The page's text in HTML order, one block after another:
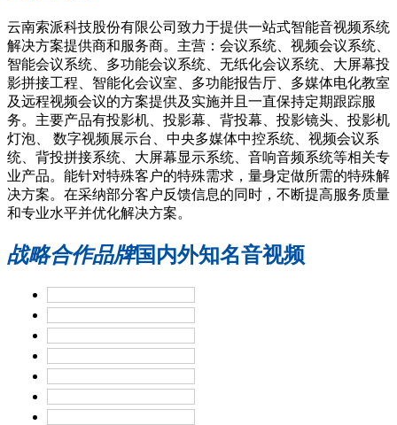
云南索派科技股份有限公司致力于提供一站式智能音视频系统
解决方案提供商和服务商。主营：会议系统、视频会议系统、
智能会议系统、多功能会议系统、无纸化会议系统、大屏幕投
影拼接工程、智能化会议室、多功能报告厅、多媒体电化教室
及远程视频会议的方案提供及实施并且一直保持定期跟踪服
务。主要产品有投影机、投影幕、背投幕、投影镜头、投影机
灯泡、 数字视频展示台、中央多媒体中控系统、视频会议系
统、背投拼接系统、大屏幕显示系统、音响音频系统等相关专
业产品。能针对特殊客户的特殊需求，量身定做所需的特殊解
决方案。在采纳部分客户反馈信息的同时，不断提高服务质量
和专业水平并优化解决方案。
战略合作品牌国内外知名音视频